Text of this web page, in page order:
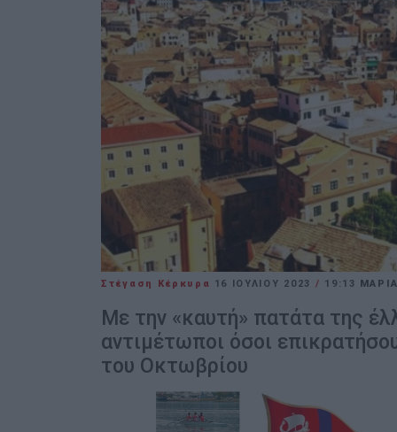
Στέγαση Κέρκυρα 16 ΙΟΥΛΊΟΥ 2023 / 19:13
Με την «καυτή» πατάτα της
αντιμέτωποι όσοι
του Οκτωβρίου